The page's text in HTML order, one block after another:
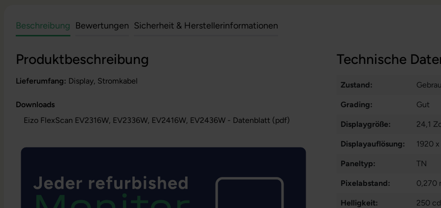
Beschreibung Bewertungen Sicherheit & Herstellerinformationen
Produktbeschreibung
Lieferumfang: Display, Stromkabel
Downloads
Eizo FlexScan EV2316W, EV2336W, EV2416W, EV2436W - Datenblatt (pdf)
Technische
Zustand:
Grading: Gut
Displaygröße: 24,1
Displayauflösung: 1920
Paneltyp: TN
Pixelabstand: 0,270
Helligkeit: 250